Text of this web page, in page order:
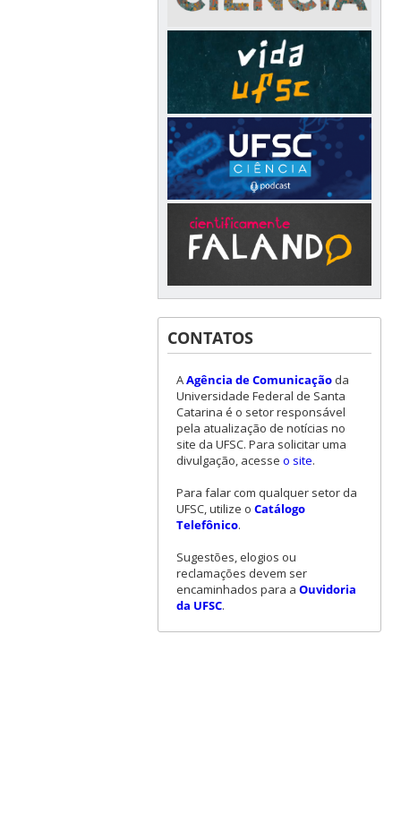
CONTATOS
AAgência de Comunicaçãoda
Universidade Federal de Santa
Catarina é o setor responsável
pela atualização de notícias no
site da UFSC. Para solicitar uma
divulgação, acesse o site.
Para falar com qualquer setor da
UFSC, utilize o Catálogo
Telefônico.
Sugestões, elogios ou
reclamações devem ser
encaminhados para a Ouvidoria
da UFSC.